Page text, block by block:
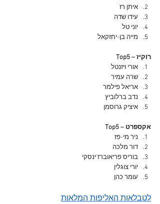
איתן רז
עידו שדה
יוני טל
מייה בן-יחזקאל
Top5 – רוקיז
אורי ויזנטל
שרה עמיר
אריאל פילמר
נדב ברלוביץ
איציק גרוסמן
Top5 – אקספרט
ניר מי-פז
דור מלכה
בוריס פריאוברז'ינסקי
יורי צוגלין
עומר כהן
לטבלאות האליפות המלאות